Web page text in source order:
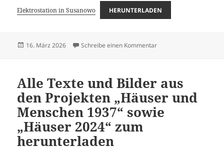
Elektrostation in Susanowo HERUNTERLADEN
Veröffentlicht
16. März 2026 Schreibe einen Kommentarzu Unfall auf der
Alle Texte und Bilder aus
den Projekten „Häuser und
Menschen 1937“ sowie
„Häuser 2024“ zum
herunterladen